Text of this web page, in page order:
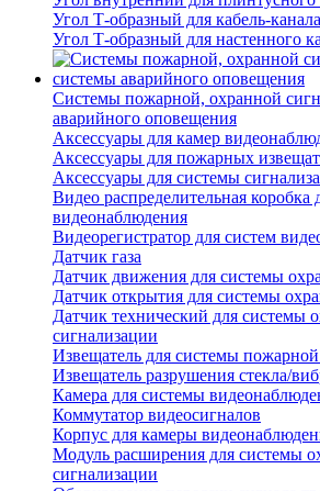
Угол Т-образный для кабель-канала
Угол Т-образный для настенного
Системы пожарной, охранной
аварийного оповещения
Аксессуары для камер
Аксессуары для пожарных
Аксессуары для системы
Видео распределительная коробка
видеонаблюдения
Видеорегистратор для систем
Датчик газа
Датчик движения для системы
Датчик открытия для системы
Датчик технический для системы
сигнализации
Извещатель для системы
Извещатель разрушения стекла/
Камера для системы
Коммутатор видеосигналов
Корпус для камеры
Модуль расширения для системы
сигнализации